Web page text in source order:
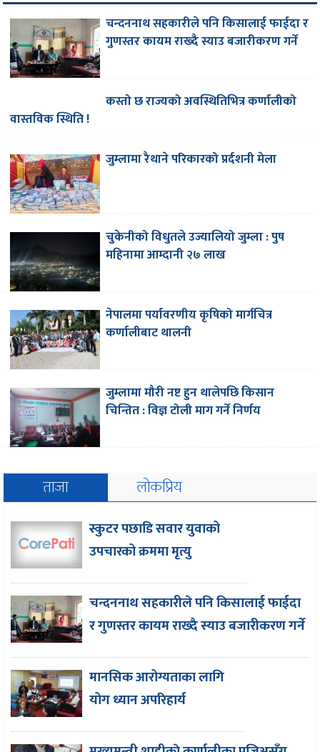
चन्दननाथ सहकारीले पनि किसालाई फाईदा र
गुणस्तर कायम राख्दै स्याउ बजारीकरण गर्ने
कस्तो छ राज्यको अवस्थितिभित्र कर्णालीको
वास्तविक स्थिति !
जुम्लामा रैथाने परिकारको प्रर्दशनी मेला
चुकेनीको विधुतले उज्यालियो जुम्ला : पुष
महिनामा आम्दानी २७ लाख
नेपालमा पर्यावरणीय कृषिको मार्गचित्र
कर्णालीबाट थालनी
जुम्लामा मौरी नष्ट हुन थालेपछि किसान
चिन्तित : विज्ञ टोली माग गर्ने निर्णय
ताजा लोकप्रिय
स्कुटर पछाडि सवार युवाको
उपचारको क्रममा मृत्यु
चन्दननाथ सहकारीले पनि किसालाई फाईदा
र गुणस्तर कायम राख्दै स्याउ बजारीकरण गर्ने
मानसिक आरोग्यताका लागि
योग ध्यान अपरिहार्य